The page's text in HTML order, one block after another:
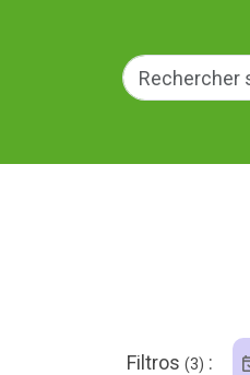
Filtros (3) :